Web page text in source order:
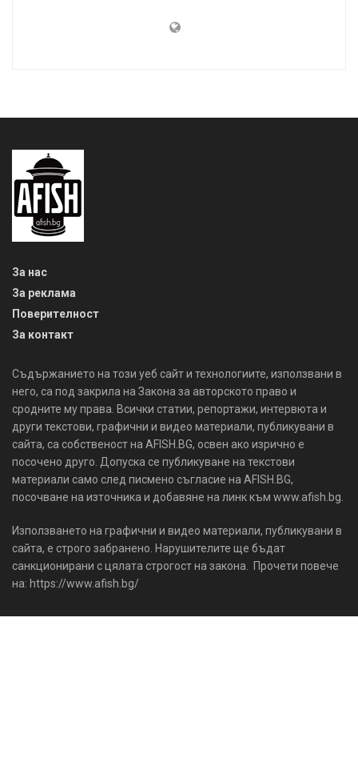
За нас
За реклама
Поверителност
За контакт
Съдържанието на този уеб сайт и технологиите, използвани в
него, са под закрила на Закона за авторското право и
сродните му права. Всички статии, репортажи, интервюта и
други текстови, графични и видео материали, публикувани в
сайта, са собственост на AFISH.BG, освен ако изрично е
посочено друго. Допуска се публикуване на текстови
материали само след писмено съгласие на AFISH.BG,
посочване на източника и добавяне на линк към www.afish.bg.
Използването на графични и видео материали, публикувани в
сайта, е строго забранено. Нарушителите ще бъдат
санкционирани с цялата строгост на закона. Прочети повече
на: https://www.afish.bg/